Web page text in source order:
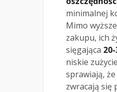
minimalnej
Mimo
zakupu, ich
sięgająca
niskie
sprawiają,
zwracają się